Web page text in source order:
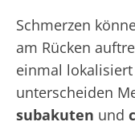
Schmerzen
am Rücken
einmal
unterscheiden
subakuten und